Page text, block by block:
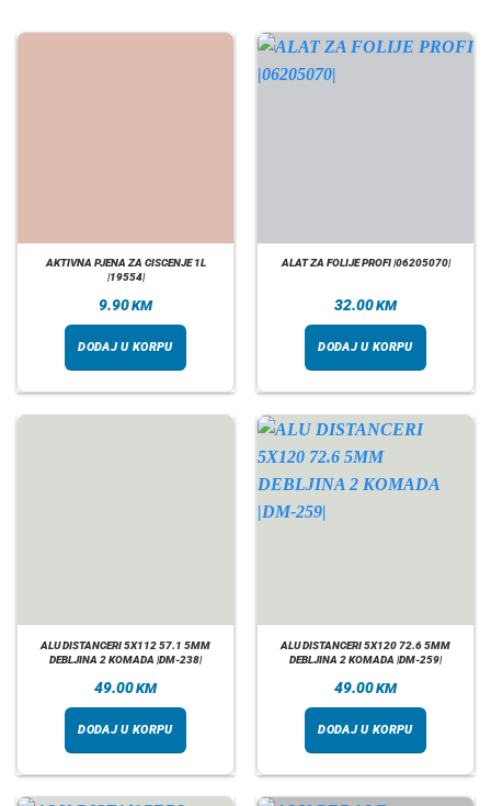
AKTIVNA PJENA ZA CISCENJE 1L
|19554|
9.90KM
DODAJ U KORPU
ALAT ZA FOLIJE PROFI |06205070|
32.00KM
DODAJ U KORPU
ALU DISTANCERI 5X112 57.1 5MM
DEBLJINA 2 KOMADA |DM-238|
49.00KM
DODAJ U KORPU
ALU DISTANCERI 5X120 72.6 5MM
DEBLJINA 2 KOMADA |DM-259|
49.00KM
DODAJ U KORPU